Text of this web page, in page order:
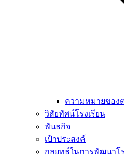
ความหมายขอ
วิสัยทัศน์โรงเรียน
พันธกิจ
เป้าประสงค์
กลยุทธ์ในการพัฒนาโ